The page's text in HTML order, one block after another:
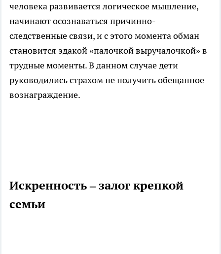
человека развивается логическое мышление,
начинают осознаваться причинно-
следственные связи, и с этого момента обман
становится эдакой «палочкой выручалочкой» в
трудные моменты. В данном случае дети
руководились страхом не получить обещанное
вознаграждение.
Искренность – залог крепкой
семьи